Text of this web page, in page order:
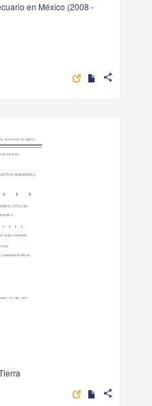
en México (2008 -
share
share